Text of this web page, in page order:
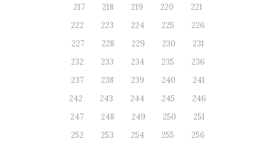
217
218 219 220
221
222
223 224 225
226
227
228 229 230
231
232
233 234 235
236
237
238 239 240
241
242
243 244 245
246
247
248 249 250
251
252
253 254 255
256